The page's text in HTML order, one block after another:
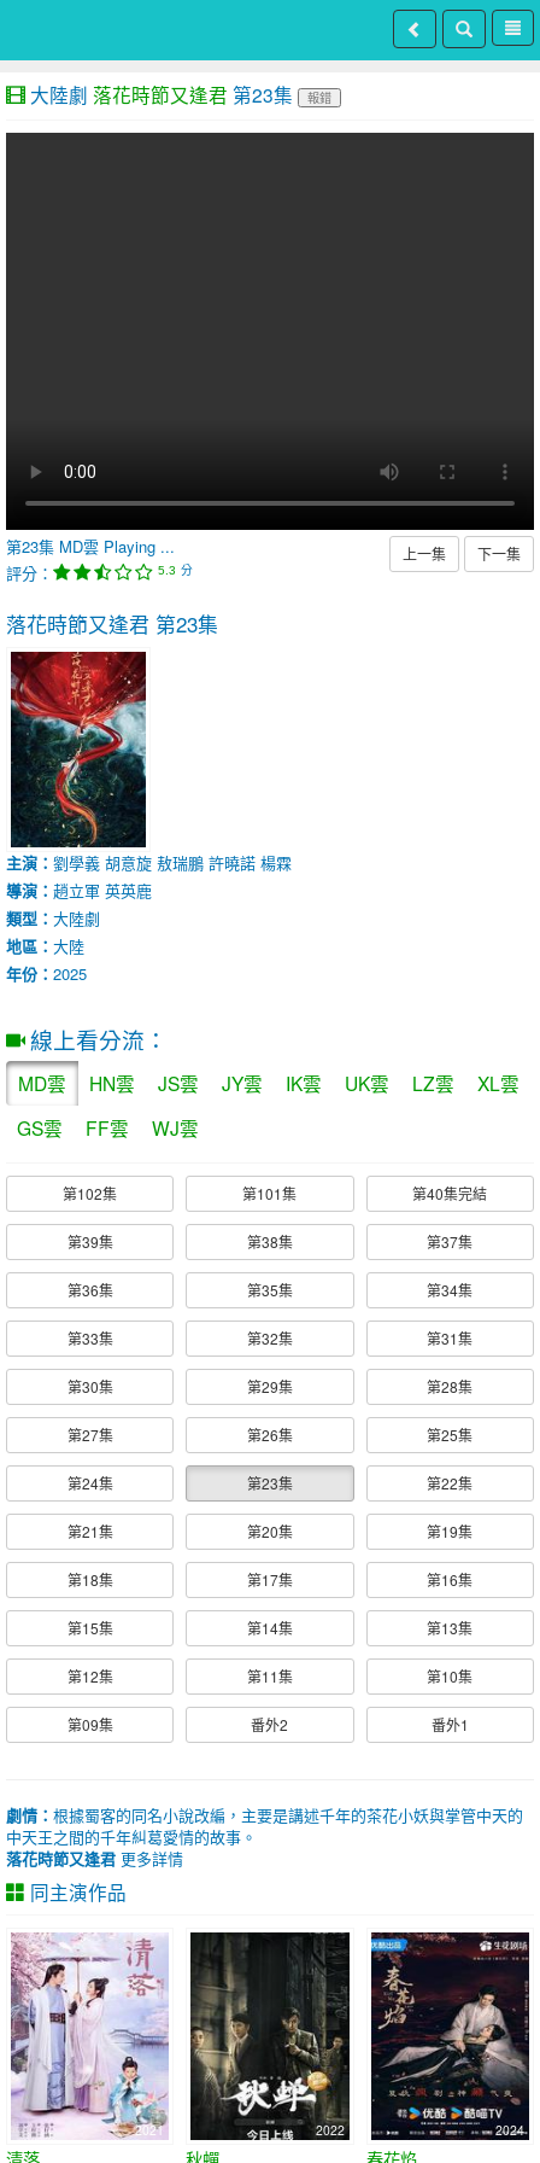
大陸劇 落花時節又逢君 第23集 報錯
第23集 MD雲 Playing ...
評分：
5.3 分
上一集 下一集
落花時節又逢君 第23集
主演： 劉學義 胡意旋 敖瑞鵬 許曉諾 楊霖
導演： 趙立軍 英英鹿
類型： 大陸劇
地區： 大陸
年份： 2025
線上看分流：
MD雲 HN雲 JS雲 JY雲 IK雲 UK雲 LZ雲
XL雲
GS雲
FF雲 WJ雲
第102集 第101集 第40集完結
第39集 第38集 第37集
第36集 第35集 第34集
第33集 第32集 第31集
第30集 第29集 第28集
第27集 第26集 第25集
第24集 第23集 第22集
第21集 第20集 第19集
第18集 第17集 第16集
第15集 第14集 第13集
第12集 第11集 第10集
第09集 番外2 番外1
劇情： 根據蜀客的同名小說改編，主要是講述千年的茶花小妖與掌管中天的
中天王之間的千年糾葛愛情的故事。
落花時節又逢君 更多詳情
同主演作品
2021 2022 2024